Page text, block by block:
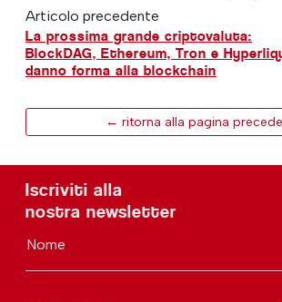
Articolo precedente
La prossima grande criptovaluta:
BlockDAG, Ethereum, Tron e
danno forma alla blockchain
← ritorna alla pagina
Iscriviti alla
nostra newsletter
Nome